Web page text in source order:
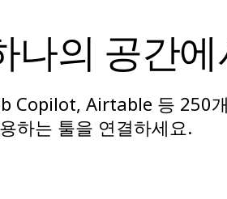
나의 공간에
Copilot, Airtable 등 250
하는 툴을 연결하세요.